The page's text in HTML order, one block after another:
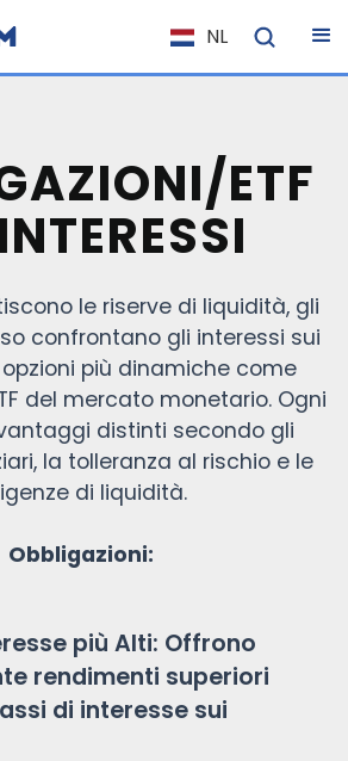
NL
EN
IT
ES
DE
PL
HU
NO
RO
CS
ETF
le riserve di liquidità, gli
confrontano gli interessi sui
più dinamiche come
del mercato monetario. Ogni
distinti secondo gli
la tolleranza al rischio e le
di liquidità.
Obbligazioni:
più Alti: Offrono
rendimenti superiori
di interesse sui